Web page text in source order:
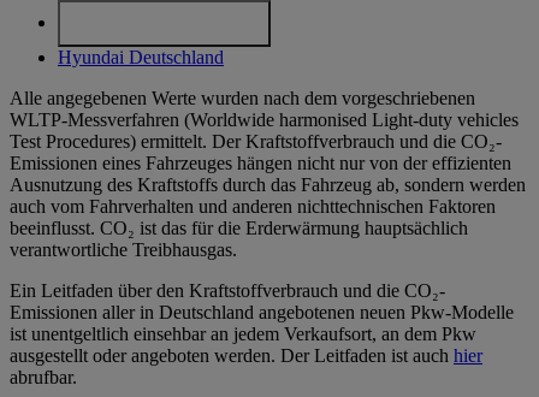
Hyundai Deutschland
Alle angegebenen Werte wurden nach dem vorgeschriebenen
WLTP-Messverfahren (Worldwide harmonised Light-duty vehicles
Test Procedures) ermittelt. Der Kraftstoffverbrauch und die CO₂-
Emissionen eines Fahrzeuges hängen nicht nur von der effizienten
Ausnutzung des Kraftstoffs durch das Fahrzeug ab, sondern werden
auch vom Fahrverhalten und anderen nichttechnischen Faktoren
beeinflusst. CO₂ ist das für die Erderwärmung hauptsächlich
verantwortliche Treibhausgas.
Ein Leitfaden über den Kraftstoffverbrauch und die CO₂-
Emissionen aller in Deutschland angebotenen neuen Pkw-Modelle
ist unentgeltlich einsehbar an jedem Verkaufsort, an dem Pkw
ausgestellt oder angeboten werden. Der Leitfaden ist auch hier
abrufbar.